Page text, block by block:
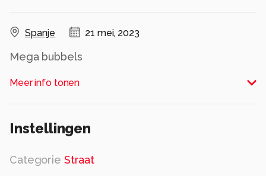
Spanje 21 mei, 2023
Mega bubbels
Alle rechten voorbehouden
Meer info tonen
Instellingen
Categorie Straat